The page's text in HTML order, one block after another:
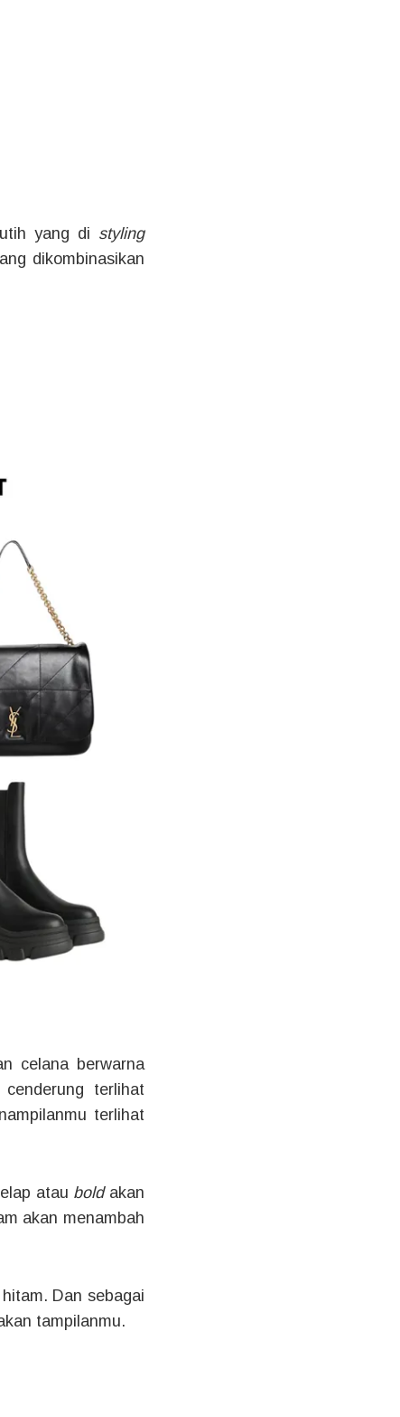
yang di styling
dikombinasikan
celana berwarna
terlihat
terlihat
atau bold akan
akan menambah
Dan sebagai
tampilanmu.